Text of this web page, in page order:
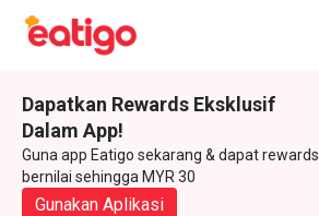
Dapatkan Rewards Eksklusif
Dalam App!
Guna app Eatigo sekarang & dapat rewards
bernilai sehingga MYR 30
Gunakan Aplikasi